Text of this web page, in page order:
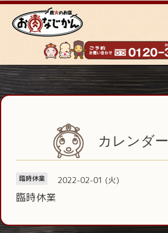
カレンダー
臨時休業 2022-02-01 (火)
臨時休業